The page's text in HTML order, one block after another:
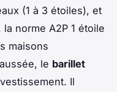
(1 à 3 étoiles), et
norme A2P 1 étoile
maisons
le barillet
Il